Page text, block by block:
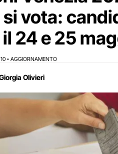
vota:
24 e 25
• AGGIORNAMENTO
Olivieri